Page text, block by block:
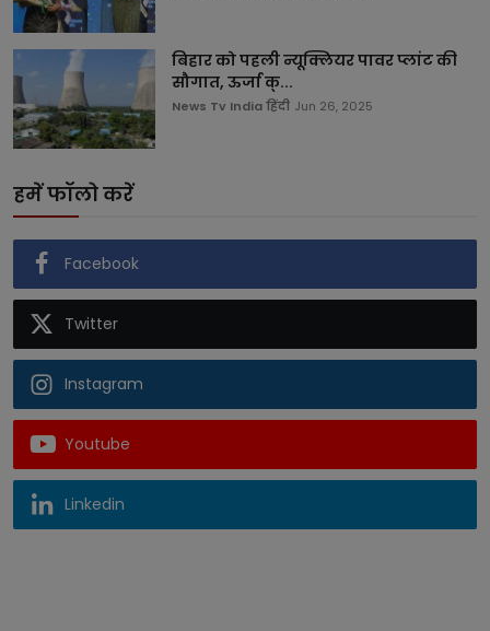
बिहार को पहली न्यूक्लियर पावर प्लांट की
सौगात, ऊर्जा क्...
News Tv India हिंदी Jun 26, 2025
हमें फॉलो करें
Facebook
Twitter
Instagram
Youtube
Linkedin